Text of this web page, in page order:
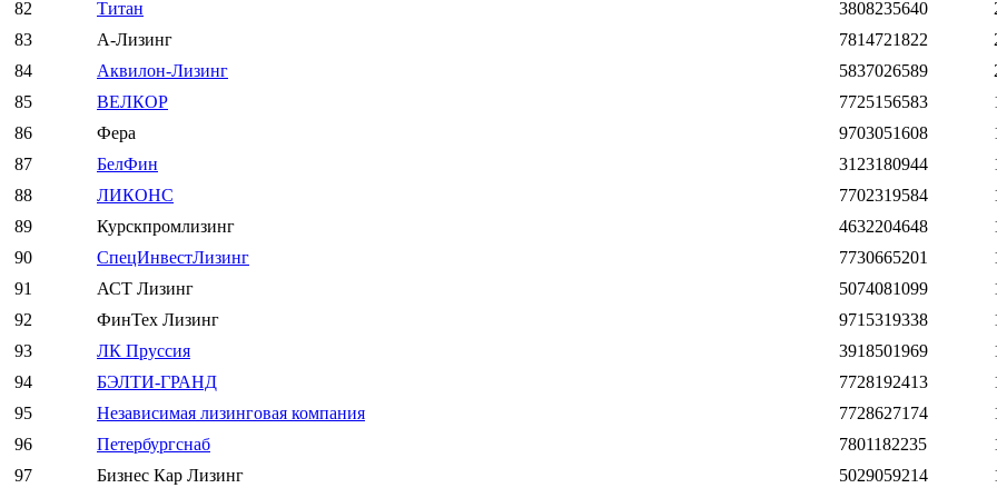
82 Титан 3808235640
83
А-Лизинг 7814721822
84
Аквилон-Лизинг 5837026589
85
ВЕЛКОР 7725156583
86
Фера 9703051608
87
БелФин 3123180944
88
ЛИКОНС 7702319584
89
Курскпромлизинг 4632204648
90
СпецИнвестЛизинг 7730665201
91
АСТ Лизинг 5074081099
92
ФинТех Лизинг 9715319338
93
ЛК Пруссия 3918501969
94
БЭЛТИ-ГРАНД 7728192413
95
Независимая лизинговая компания 7728627174
96
Петербургснаб 7801182235
97
Бизнес Кар Лизинг 5029059214